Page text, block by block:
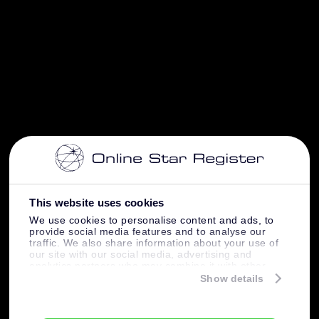
This website uses cookies
We use cookies to personalise content and ads, to
provide social media features and to analyse our
traffic. We also share information about your use of
our site with our social media, advertising and
information that you’ve provided to them or that
Show details